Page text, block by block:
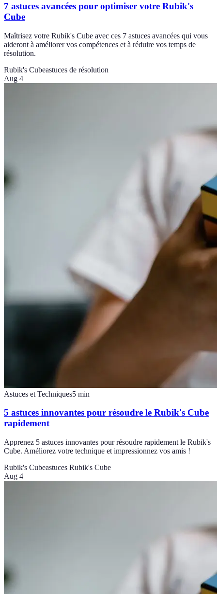
7 astuces avancées pour optimiser votre Rubik's
Cube
Maîtrisez votre Rubik's Cube avec ces 7 astuces avancées qui vous
aideront à améliorer vos compétences et à réduire vos temps de
résolution.
Rubik's Cubeastuces de résolution
Aug 4
Astuces et Techniques5 min
5 astuces innovantes pour résoudre le Rubik's Cube
rapidement
Apprenez 5 astuces innovantes pour résoudre rapidement le Rubik's
Cube. Améliorez votre technique et impressionnez vos amis !
Rubik's Cubeastuces Rubik's Cube
Aug 4